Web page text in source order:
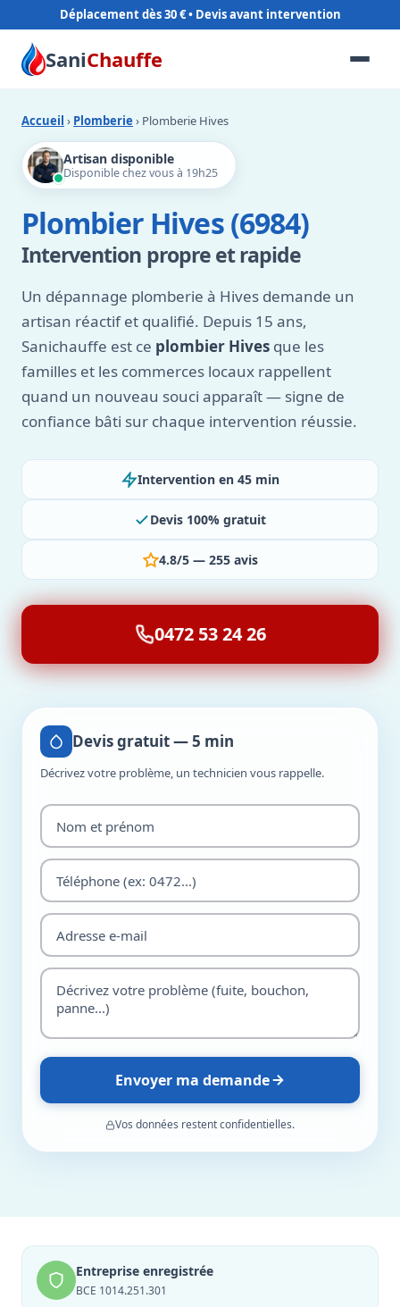
Déplacement dès 30 €
SaniChauffe
Accueil › Plomberie › Plomberie Hives
Artisan disponible
Disponible chez vous à 19h25
Plombier Hives (6984)
Intervention propre et rapide
Un dépannage plomberie à Hives demande un
artisan réactif et qualifié. Depuis 15 ans,
Sanichauffe est ce plombier Hives que les
familles et les commerces locaux rappellent
quand un nouveau souci apparaît — signe de
confiance bâti sur chaque intervention réussie.
Intervention en 45 min
Devis 100% gratuit
4.8/5 — 255 avis
0472 53 24 26
Devis gratuit — 5 min
Décrivez votre problème, un technicien vous rappelle.
Envoyer ma demande
Vos données restent confidentielles.
Entreprise enregistrée
BCE 1014.251.301